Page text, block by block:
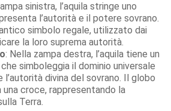
sinistra, l’aquila stringe uno
l’autorità e il potere sovrano.
simbolo regale, utilizzato dai
la loro suprema autorità.
: Nella zampa destra, l’aquila tiene un
simboleggia il dominio universale
divina del sovrano. Il globo
croce, rappresentando la
Terra.